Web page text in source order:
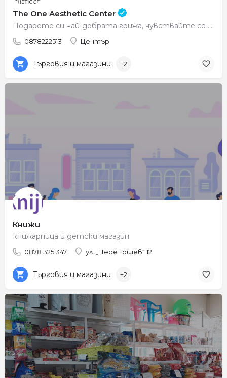
The One Aesthetic Center
Подарете си най-добрата грижа, чувствайте се красиви всеки ден.
0878222513 Център
Търговия и магазини +2
Книжи
книжарница и детски магазин
0878 325 347 ул. „Пере Тошев“ 12
Търговия и магазини +2